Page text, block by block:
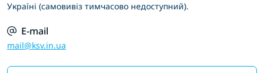
Україні (самовивіз тимчасово недоступний).
E-mail
mail@ksv.in.ua